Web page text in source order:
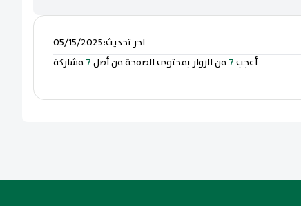
اخر تحديث:
05/15/2025
أعجب7 من الزوار بمحتوى الصفحة من أصل7 مشاركة